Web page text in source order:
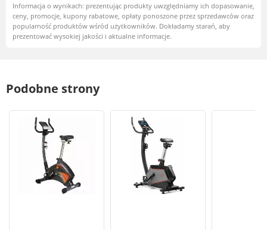
Informacja o wynikach: prezentując produkty uwzględniamy ich dopasowanie,
ceny, promocje, kupony rabatowe, opłaty ponoszone przez sprzedawców oraz
popularność produktów wśród użytkowników. Dokładamy starań, aby
prezentować wysokiej jakości i aktualne informacje.
Podobne strony